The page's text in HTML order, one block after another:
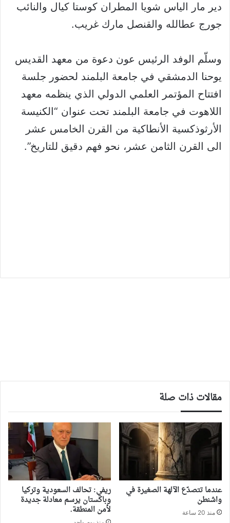
دير مار الياس شويا المطران كوستا كيال والنائب
جورج عطالله والقنصل مارك غريب.
وسلّم الوفد الرئيس عون دعوة من معهد القديس
يوحنا الدمشقي في جامعة البلمند لحضور جلسة
افتتاح المؤتمر العلمي الدولي الذي ينظمه معهد
اللاهوت في جامعة البلمند تحت عنوان “الكنيسة
الأرثوذكسية الأنطاكية من القرن الخامس عشر
الى القرن الثامن عشر، نحو فهم دقيق للتاريخ”.
مقالات ذات صلة
‏عندما تتصدّع الآلهة الصغيرة في
واشنطن
منذ 20 ساعة
ريفي: تحالف السعودية وتركيا
وباكستان يرسم معادلة جديدة
لأمن المنطقة.